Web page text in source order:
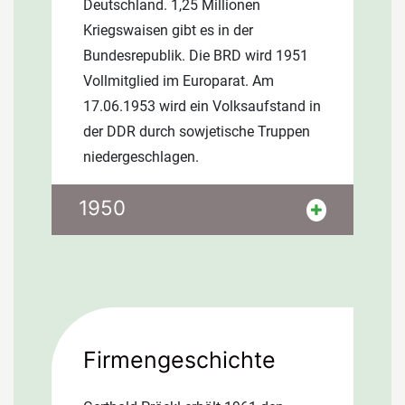
Deutschland. 1,25 Millionen
Kriegswaisen gibt es in der
Bundesrepublik. Die BRD wird 1951
Vollmitglied im Europarat. Am
17.06.1953 wird ein Volksaufstand in
der DDR durch sowjetische Truppen
niedergeschlagen.
Ludwig Erhard gilt mit seinem
Konzept der sozialen Marktwirtschaft
Kriegswaisen gibt es in der
Bundesrepublik. Die BRD wird 1951
Vollmitglied im Europarat. Am
1950
Firmengeschichte